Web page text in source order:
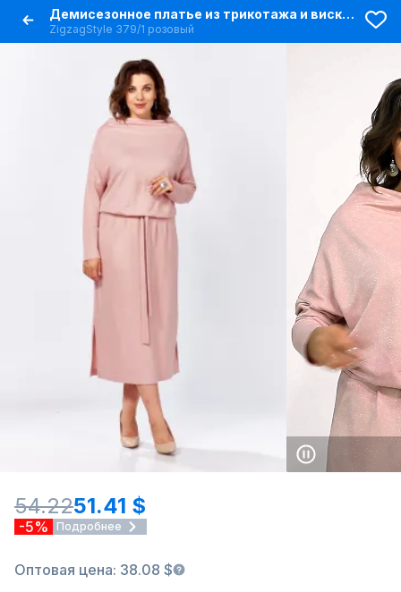
Демисезонное платье из трикотажа и вискозы с карманами
ZigzagStyle 379/1 розовый
54.2251.41 $
-5% Подробнее
Оптовая цена: 38.08 $